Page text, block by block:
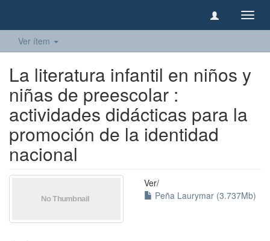
Ver ítem
La literatura infantil en niños y
niñas de preescolar :
actividades didácticas para la
promoción de la identidad
nacional
Ver/
Peña Laurymar (3.737Mb)